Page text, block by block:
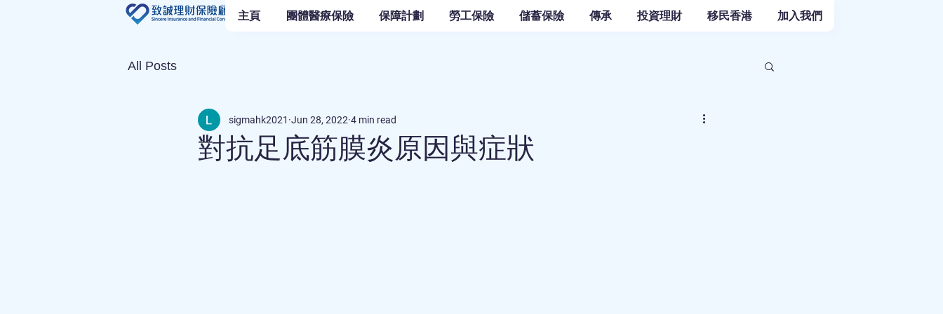
主頁 團體醫療保險 保障計劃 勞工保險 儲蓄保險 傳承 投資理財 移民香港 加入我們
All Posts
對抗足底筋膜炎原因與症狀
sigmahk2021 Jun 28, 2022 4 min read